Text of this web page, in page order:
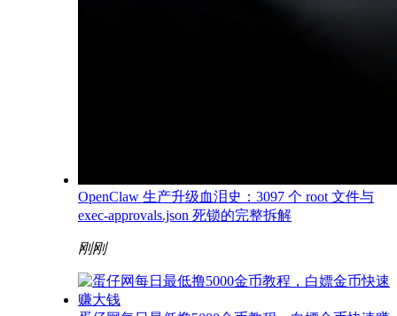
OpenClaw 生产升级血泪史：3097 个 root 文件与
exec-approvals.json 死锁的完整拆解
刚刚